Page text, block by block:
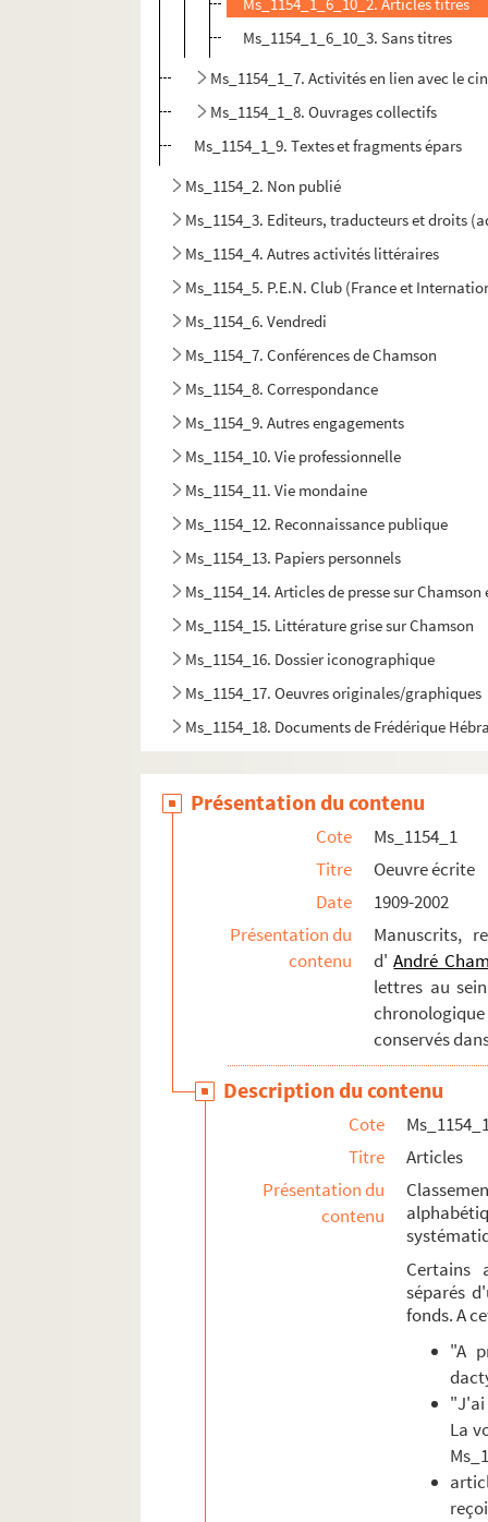
Ms_1154_1_6_10_3. Sans titres
Ms_1154_1_7. Activités en lien avec le
Ms_1154_1_8. Ouvrages collectifs
Ms_1154_1_9. Textes et fragments épars
Ms_1154_2. Non publié
Ms_1154_3. Editeurs, traducteurs et droits
Ms_1154_4. Autres activités littéraires
Ms_1154_5. P.E.N. Club (France et
Ms_1154_6. Vendredi
Ms_1154_7. Conférences de Chamson
Ms_1154_8. Correspondance
Ms_1154_9. Autres engagements
Ms_1154_10. Vie professionnelle
Ms_1154_11. Vie mondaine
Ms_1154_12. Reconnaissance publique
Ms_1154_13. Papiers personnels
Ms_1154_14. Articles de presse sur
Ms_1154_15. Littérature grise sur Chamson
Ms_1154_16. Dossier iconographique
Ms_1154_17. Oeuvres originales/graphiques
Ms_1154_18. Documents de Frédérique
Présentation du contenu
Cote
Ms_1154_1
Titre
Oeuvre écrite
Date
1909-2002
Présentation du
contenu
Manuscrits,
d' André
lettres au
conservés
Description du contenu
Cote
Titre
Articles
Présentation du
contenu
Certains
séparés
fonds. A
"A
"J'ai
La